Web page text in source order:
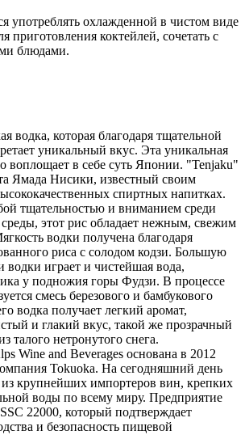
употреблять охлажденной в чистом виде
приготовления коктейлей, сочетать с
блюдами.
водка, которая благодаря тщательной
уникальный вкус. Эта уникальная
воплощает в себе суть Японии. "Tenjaku"
Ямада Нисики, известный своим
спиртных напитках.
тщательностью и вниманием среди
этот рис обладает нежным, свежим
водки получена благодаря
риса с солодом кодзи. Большую
водки играет и чистейшая вода,
у подножия горы Фудзи. В процессе
смесь березового и бамбукового
водка получает легкий аромат,
и глакий вкус, такой же прозрачный
талого нетронутого снега.
Wine and Beverages основана в 2012
Tokuoka. На сегодняшний день
из крупнейших импортеров вин, крепких
воды по всему миру. Предприятие
22000, который подтверждает
и безопасность пищевой